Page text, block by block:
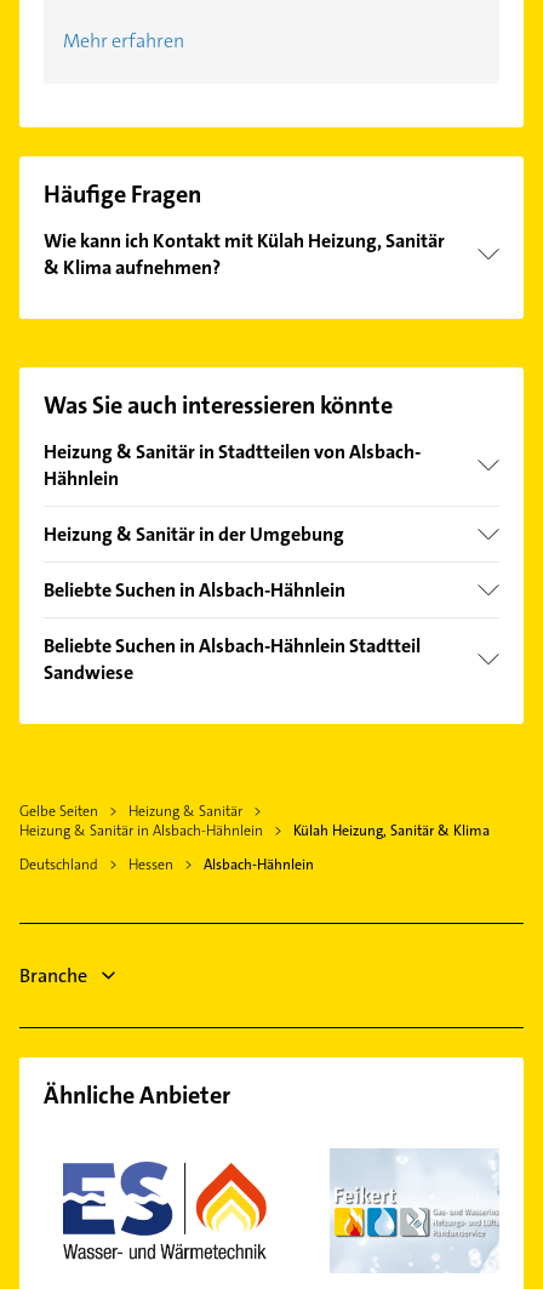
Mehr erfahren
Häufige Fragen
Wie kann ich Kontakt mit Külah Heizung, Sanitär
& Klima aufnehmen?
Hier finden Sie alleKontaktdaten
Was Sie auch interessieren könnte
Heizung & Sanitär in Stadtteilen von Alsbach-
Hähnlein
Hähnlein
Heizung & Sanitär in der Umgebung
Pfungstadt
Gernsheim
Lorsch Hessen
Griesheim Hessen
Beliebte Suchen in Alsbach-Hähnlein
Dachdecker
Kammerjäger
Putzfrau
Gebäudereinigung
Immobilien
Beliebte Suchen in Alsbach-Hähnlein Stadtteil
Sandwiese
Gelbe Seiten
Heizung & Sanitär
Heizung & Sanitär in Alsbach-Hähnlein
Külah Heizung, Sanitär & Klima
Deutschland
Hessen Alsbach-Hähnlein
Branche
Ähnliche Anbieter